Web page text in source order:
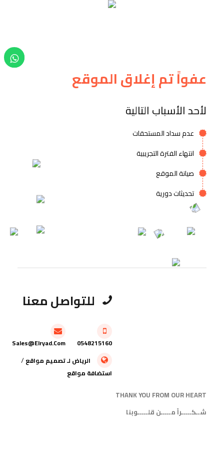
عفواً تم إغلاق الموقع
لأحد الأسباب التالية
عدم سداد المستحقات
انتهاء الفترة التجريبية
صيانة الموقع
تحديثات دورية
للتواصل معنا
0548215160
Sales@elryad.com
الرياض لـتصميم مواقع/
استضافة مواقع
THANK YOU FROM OUR HEART
شــكـــــراً مـــــن قلـــــوبنا